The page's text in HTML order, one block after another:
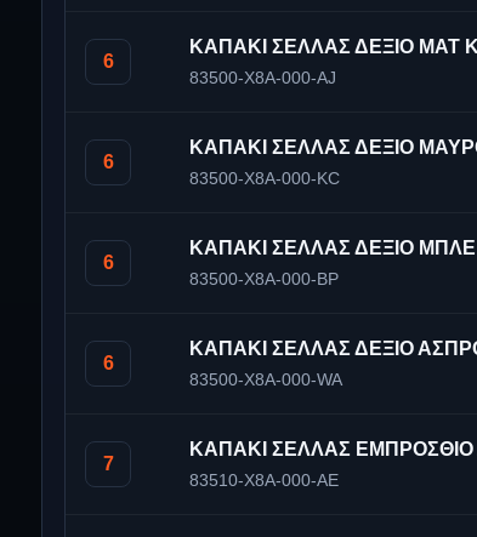
6
ΚΑΠΑΚΙ ΣΕΛΛΑΣ ΔΕΞΙΟ ΜΑΤ
83500-X8A-000-AJ
6
ΚΑΠΑΚΙ ΣΕΛΛΑΣ ΔΕΞΙΟ
83500-X8A-000-KC
6
ΚΑΠΑΚΙ ΣΕΛΛΑΣ ΔΕΞΙΟ ΜΠΛΕ
83500-X8A-000-BP
6
ΚΑΠΑΚΙ ΣΕΛΛΑΣ ΔΕΞΙΟ
83500-X8A-000-WA
7
ΚΑΠΑΚΙ ΣΕΛΛΑΣ ΕΜΠΡΟΣΘΙΟ
83510-X8A-000-AE